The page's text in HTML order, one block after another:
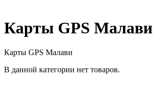
Карты GPS Малави
Карты GPS Малави
В данной категории нет товаров.